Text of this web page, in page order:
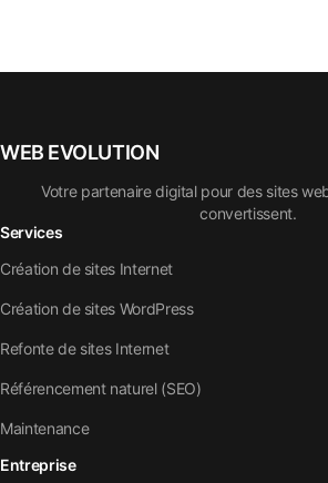
WEB EVOLUTION
Votre partenaire digital pour des sites
convertissent.
Services
Création de sites Internet
Création de sites WordPress
Refonte de sites Internet
Référencement naturel (SEO)
Maintenance
Entreprise